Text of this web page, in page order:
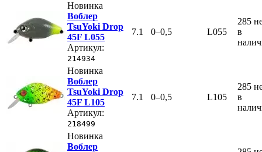
Новинка
Воблер
TsuYoki Drop
45F L055
Артикул:
214934
7.1 0–0,5 L055
285
в
Новинка
Воблер
TsuYoki Drop
45F L105
Артикул:
218499
7.1 0–0,5 L105
285
в
Новинка
Воблер